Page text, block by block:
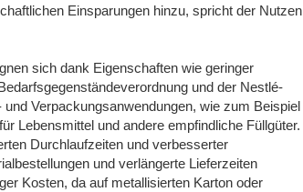
Einsparungen hinzu, spricht der Nutzen
sich dank Eigenschaften wie geringer
und der Nestlé-
Verpackungsanwendungen, wie zum Beispiel
Lebensmittel und andere empfindliche Füllgüter.
Durchlaufzeiten und verbesserter
und verlängerte Lieferzeiten
Kosten, da auf metallisierten Karton oder